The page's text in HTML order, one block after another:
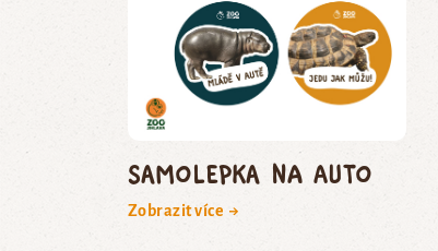
Samolepka na auto
Zobrazit více →